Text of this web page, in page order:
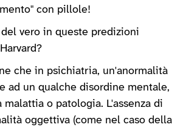
con pillole!
vero in queste predizioni
che in psichiatria, un'anormalità
ad un qualche disordine mentale,
malattia o patologia. L'assenza di
oggettiva (come nel caso della